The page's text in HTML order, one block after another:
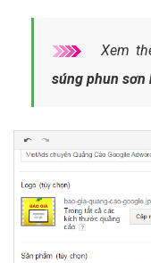
Xem
súng phun sơn